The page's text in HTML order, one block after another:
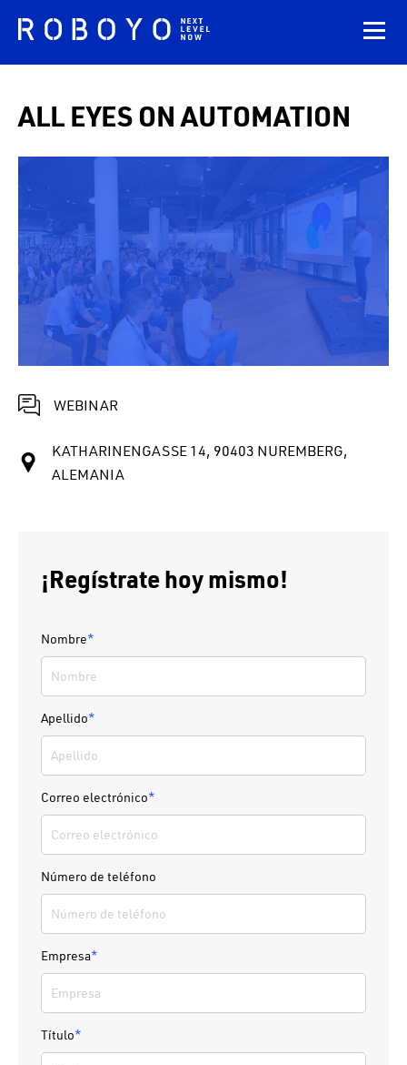
ALL EYES ON AUTOMATION
WEBINAR
KATHARINENGASSE 14, 90403 NUREMBERG,
ALEMANIA
¡Regístrate hoy mismo!
Nombre*
Apellido*
Correo electrónico*
Número de teléfono
Empresa*
Título*